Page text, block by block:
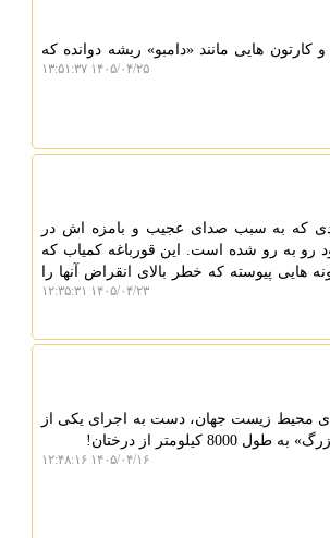
هایی مانند «دامبو» ریشه دوانده که
۱۴۰۵/۰۴/۲۵ ۱۳:۵۱:۳۷
که به سبب صدای عجیب و بامزه اش در
رو به رو شده است. این قورباغه کمیاب که
پیوسته که خطر بالای انقراض آنها را
۱۴۰۵/۰۴/۲۳ ۱۲:۳۵:۳۱
های محیط زیست جهان، دست به اجرای یکی از
از درختان!
۱۴۰۵/۰۴/۱۶ ۱۲:۴۸:۱۶